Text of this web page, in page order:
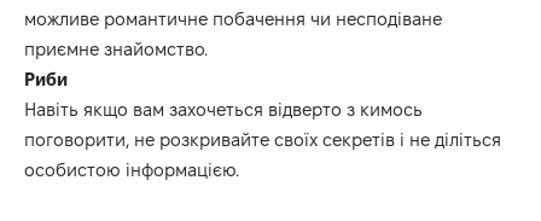
можливе романтичне побачення чи несподіване
приємне знайомство.
Риби
Навіть якщо вам захочеться відверто з кимось
поговорити, не розкривайте своїх секретів і не діліться
особистою інформацією.